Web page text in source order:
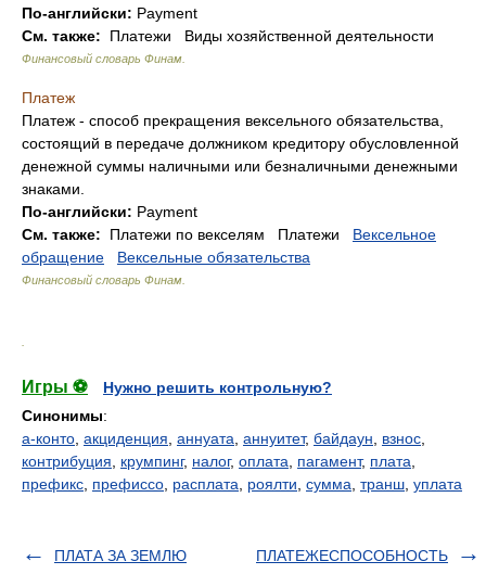
По-английски: Payment
См. также: Платежи Виды хозяйственной деятельности
Финансовый словарь Финам
Платеж
Платеж - способ прекращения вексельного обязательства,
состоящий в передаче должником кредитору обусловленной
денежной суммы наличными или безналичными денежными
знаками.
По-английски: Payment
См. также: Платежи по векселям Платежи Вексельное
обращение
Вексельные обязательства
Финансовый словарь Финам
Игры ⚽
Нужно решить контрольную?
Синонимы:
а-конто акциденция аннуата аннуитет, байдаун взнос
контрибуция
крумпинг, налог, оплата пагамент, плата
префикс префиссо расплата роялти сумма транш уплата
ПЛАТА ЗА ЗЕМЛЮ ПЛАТЕЖЕСПОСОБНОСТЬ